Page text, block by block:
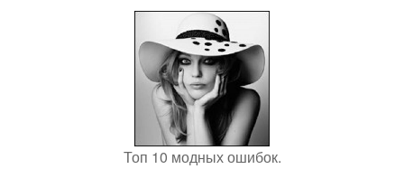
Топ 10 модных ошибок.